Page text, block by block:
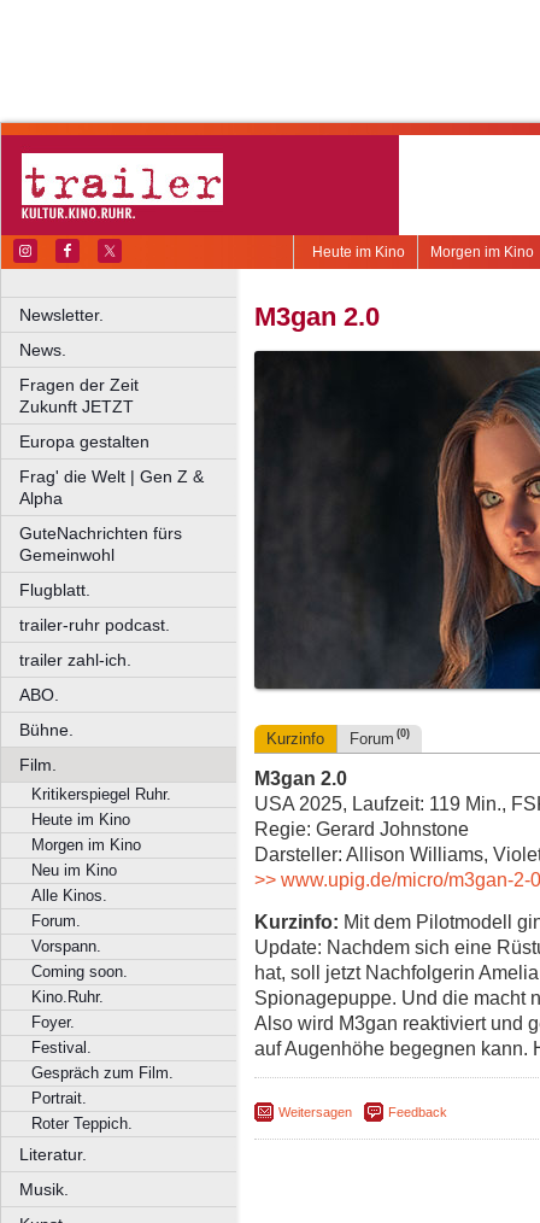
Morgen im Kino
Heute im Kino
Newsletter.
News.
Fragen der Zeit
Zukunft JETZT
Europa gestalten
Frag' die Welt | Gen Z &
Alpha
GuteNachrichten fürs
Gemeinwohl
Flugblatt.
trailer-ruhr podcast.
trailer zahl-ich.
ABO.
Bühne.
Film.
Kritikerspiegel Ruhr.
Heute im Kino
Morgen im Kino
Neu im Kino
Alle Kinos.
Forum.
Vorspann.
Coming soon.
Kino.Ruhr.
Foyer.
Festival.
Gespräch zum Film.
Portrait.
Roter Teppich.
Literatur.
Musik.
M3gan 2.0
Kurzinfo Forum (0)
M3gan 2.0
USA 2025, Laufzeit: 119 Min.,
Regie: Gerard Johnstone
Darsteller: Allison Williams,
>> www.upig.de/micro/m3gan-2-0
Kurzinfo: Mit dem Pilotmodell
Update: Nachdem sich eine
hat, soll jetzt Nachfolgerin
Spionagepuppe. Und die macht
Also wird M3gan reaktiviert und
auf Augenhöhe begegnen kann.
Weitersagen Feedback